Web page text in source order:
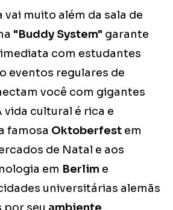
vai muito além da sala de
"Buddy System" garante
com estudantes
eventos regulares de
você com gigantes
vida cultural é rica e
famosa Oktoberfest em
de Natal e aos
em Berlim e
universitárias alemãs